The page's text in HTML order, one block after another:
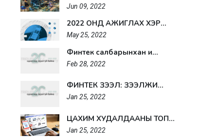
Jun 09, 2022
2022 ОНД АЖИГЛАХ ХЭР...
May 25, 2022
Финтек салбарынхан и...
Feb 28, 2022
ФИНТЕК ЗЭЭЛ: ЗЭЭЛЖИ...
Jan 25, 2022
ЦАХИМ ХУДАЛДААНЫ ТОП...
Jan 25, 2022